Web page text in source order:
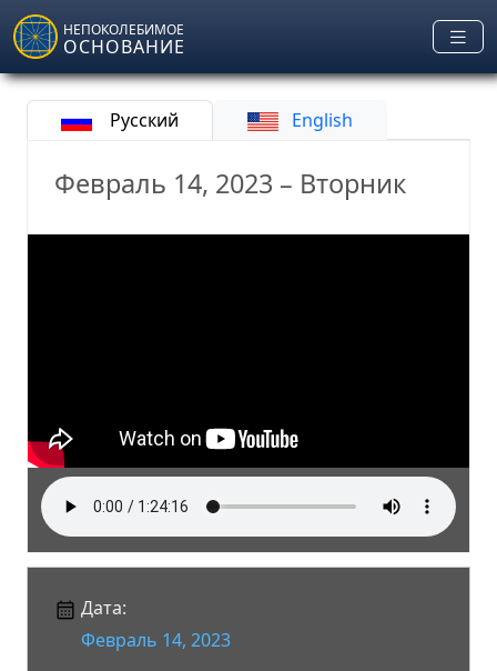
Skip to main content
НЕПОКОЛЕБИМОЕ
ОСНОВАНИЕ
Русский English
Февраль 14, 2023 – Вторник
Дата:
Февраль 14, 2023